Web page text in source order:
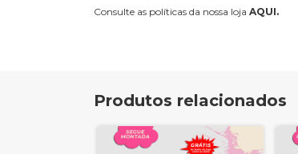
Consulte as políticas da nossa loja AQUI.
Produtos relacionados